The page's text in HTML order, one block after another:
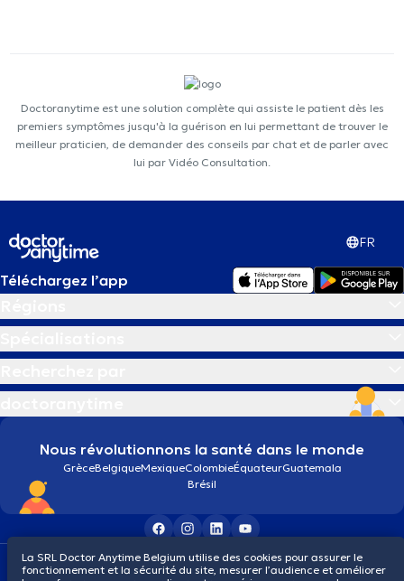
Doctoranytime est une solution complète qui assiste le patient dès les
premiers symptômes jusqu'à la guérison en lui permettant de trouver le
meilleur praticien, de demander des conseils par chat et de parler avec
lui par Vidéo Consultation.
FR
Téléchargez l’app
Nous révolutionnons la santé dans le monde
GrèceBelgiqueMexiqueColombieÉquateurGuatemala
Brésil
Conditions généralesCookiesPolitique de confidentialité
La SRL Doctor Anytime Belgium utilise des cookies pour assurer le
fonctionnement et la sécurité du site, mesurer l’audience et améliorer